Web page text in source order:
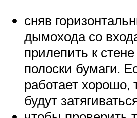
сняв
дымохода со
прилепить к
полоски бумаги.
работает хорошо,
будут